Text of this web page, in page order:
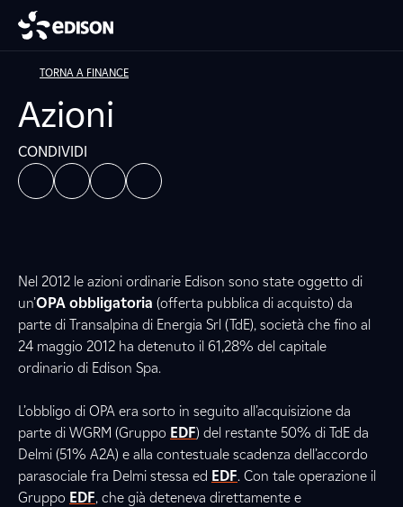
TORNA A FINANCE
Azioni
CONDIVIDI
Nel 2012 le azioni ordinarie Edison sono state oggetto di
un’OPA obbligatoria (offerta pubblica di acquisto) da
parte di Transalpina di Energia Srl (TdE), società che fino al
24 maggio 2012 ha detenuto il 61,28% del capitale
ordinario di Edison Spa.
L’obbligo di OPA era sorto in seguito all’acquisizione da
parte di WGRM (Gruppo EDF) del restante 50% di TdE da
Delmi (51% A2A) e alla contestuale scadenza dell’accordo
parasociale fra Delmi stessa ed EDF. Con tale operazione il
Gruppo EDF, che già deteneva direttamente e